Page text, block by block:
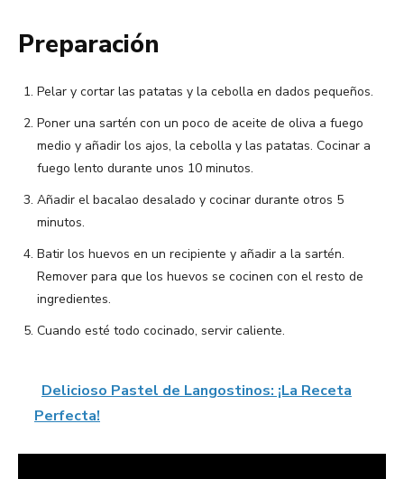
Preparación
Pelar y cortar las patatas y la cebolla en dados pequeños.
Poner una sartén con un poco de aceite de oliva a fuego
medio y añadir los ajos, la cebolla y las patatas. Cocinar a
fuego lento durante unos 10 minutos.
Añadir el bacalao desalado y cocinar durante otros 5
minutos.
Batir los huevos en un recipiente y añadir a la sartén.
Remover para que los huevos se cocinen con el resto de
ingredientes.
Cuando esté todo cocinado, servir caliente.
Delicioso Pastel de Langostinos: ¡La Receta
Perfecta!